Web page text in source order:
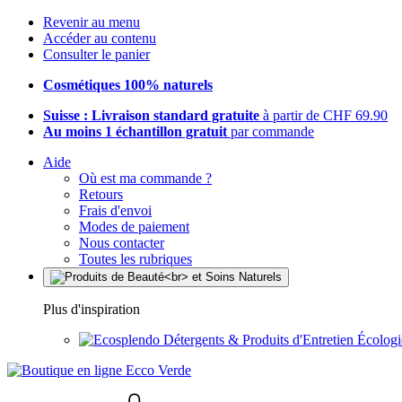
Revenir au menu
Accéder au contenu
Consulter le panier
Cosmétiques 100% naturels
Suisse : Livraison standard gratuite à partir de CHF 69.90
Au moins 1 échantillon gratuit par commande
Aide
Où est ma commande ?
Retours
Frais d'envoi
Modes de paiement
Nous contacter
Toutes les rubriques
Plus d'inspiration
Détergents & Produits d'Entretien